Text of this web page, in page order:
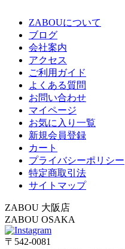
ZABOUについて
ブログ
会社案内
アクセス
ご利用ガイド
よくある質問
お問い合わせ
マイページ
お気に入り一覧
新規会員登録
カート
プライバシーポリシー
特定商取引法
サイトマップ
ZABOU 大阪店
ZABOU OSAKA
〒542-0081